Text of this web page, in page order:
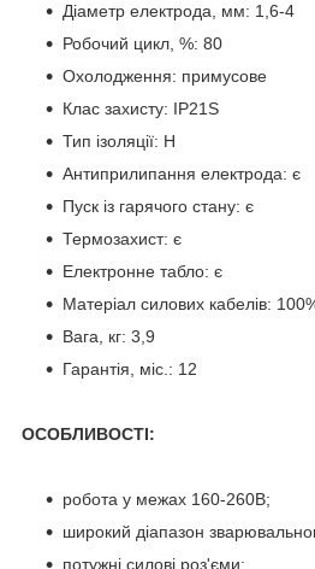
Діаметр електрода, мм: 1,6-4
Робочий цикл, %: 80
Охолодження: примусове
Клас захисту: IP21S
Тип ізоляції: H
Антиприлипання електрода: є
Пуск із гарячого стану: є
Термозахист: є
Електронне табло: є
Матеріал силових кабелів:
Вага, кг: 3,9
Гарантія, міс.: 12
ОСОБЛИВОСТІ:
робота у межах 160-260В;
широкий діапазон
потужні силові роз'єми;